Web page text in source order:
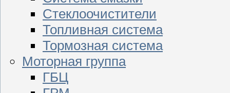
Стеклоочистители
Топливная система
Тормозная система
Моторная группа
ГБЦ